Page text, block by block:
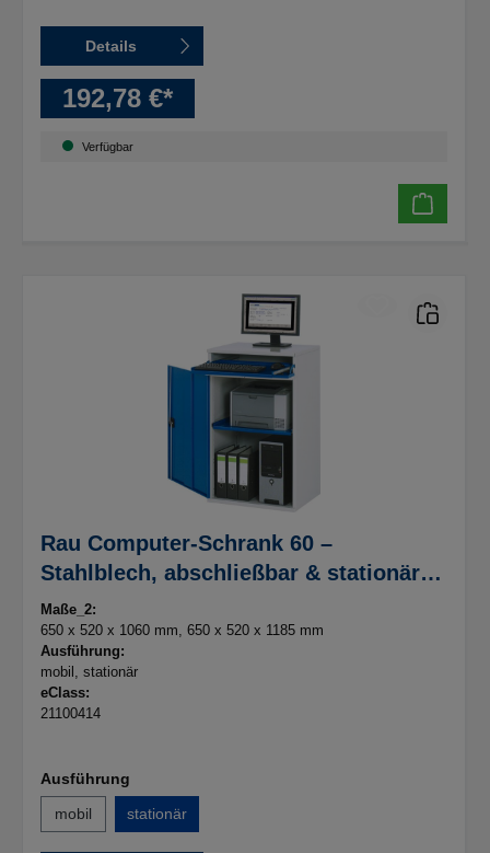
Details
192,78 €*
Verfügbar
Rau Computer-Schrank 60 –
Stahlblech, abschließbar & stationär -
B650xT520xH1060mm
Maße_2:
650 x 520 x 1060 mm, 650 x 520 x 1185 mm
Ausführung:
mobil , stationär
eClass:
21100414
Ausführung
mobil
stationär